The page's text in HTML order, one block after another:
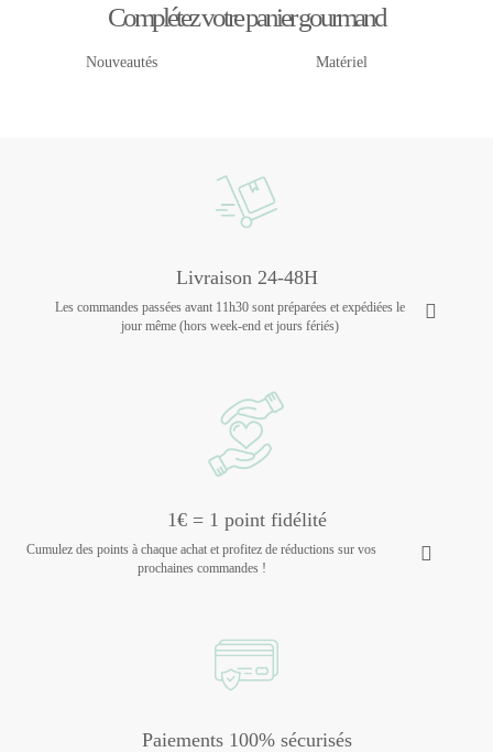
Complétez votre panier gourmand
Nouveautés Matériel
Livraison 24-48H
Les commandes passées avant 11h30 sont préparées et expédiées le
jour même (hors week-end et jours fériés)
1€ = 1 point fidélité
Cumulez des points à chaque achat et profitez de réductions sur vos
prochaines commandes !
Paiements 100% sécurisés